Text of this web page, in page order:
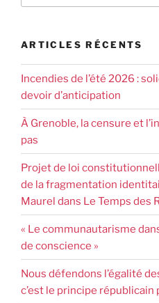
ARTICLES RÉCENTS
Incendies de l’été 2026 :
devoir d’anticipation
À Grenoble, la censure et
pas
Projet de loi
de la fragmentation
Maurel dans Le Temps des
« Le communautarisme
de conscience »
Nous défendons l’égalité
c’est le principe républicain